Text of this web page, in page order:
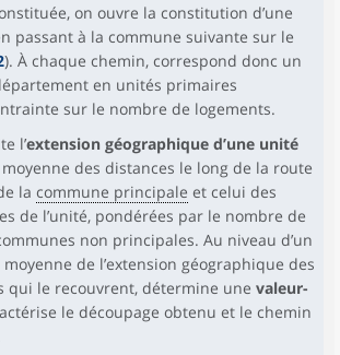
on ouvre la constitution d’une
passant à la commune suivante sur le
). À chaque chemin, correspond donc un
en unités primaires
sur le nombre de logements.
l’extension géographique d’une unité
des distances le long de la route
la commune principale et celui des
de l’unité, pondérées par le nombre de
non principales. Au niveau d’un
de l’extension géographique des
qui le recouvrent, détermine une valeur-
le découpage obtenu et le chemin